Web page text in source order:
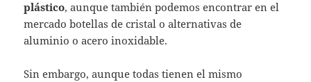
plástico, aunque también podemos encontrar en el
mercado botellas de cristal o alternativas de
aluminio o acero inoxidable.
Sin embargo, aunque todas tienen el mismo